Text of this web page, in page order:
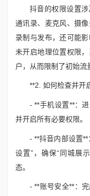
抖音的权限设置涉
通讯录、麦克风、摄
录制与发布，还可能
未开启地理位置权限
户，从而限制了初始流
**2. 如何检查并开
- **手机设置**：进
并开启所有必要权限。
- **抖音内部设置**
设置”，确保“同城展
态。
- **账号安全**：